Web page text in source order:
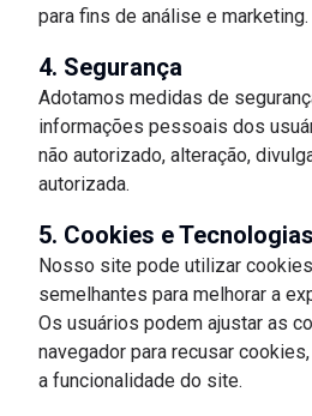
para fins de análise e marketing.
4. Segurança
Adotamos medidas de
informações pessoais dos
não autorizado, alteração,
autorizada.
5. Cookies e
Nosso site pode utilizar
semelhantes para melhorar a
Os usuários podem ajustar as
navegador para recusar
a funcionalidade do site.